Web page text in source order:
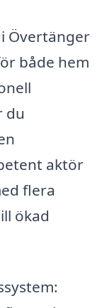
Övertänger
både hem
du
aktör
flera
ökad